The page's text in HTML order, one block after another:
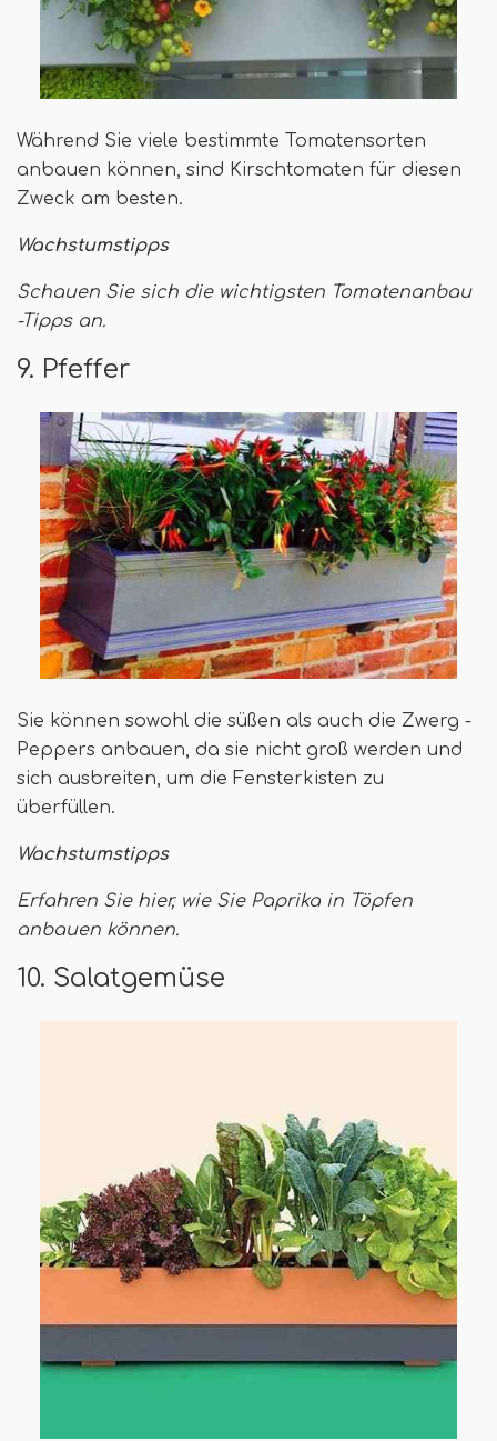
Während Sie viele bestimmte Tomatensorten
anbauen können, sind Kirschtomaten für diesen
Zweck am besten.
Wachstumstipps
Schauen Sie sich die wichtigsten Tomatenanbau
-Tipps an.
9. Pfeffer
Sie können sowohl die süßen als auch die Zwerg -
Peppers anbauen, da sie nicht groß werden und
sich ausbreiten, um die Fensterkisten zu
überfüllen.
Wachstumstipps
Erfahren Sie hier, wie Sie Paprika in Töpfen
anbauen können.
10. Salatgemüse